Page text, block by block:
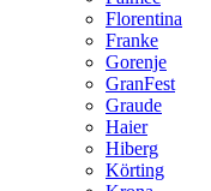
Florentina
Franke
Gorenje
GranFest
Graude
Haier
Hiberg
Körting